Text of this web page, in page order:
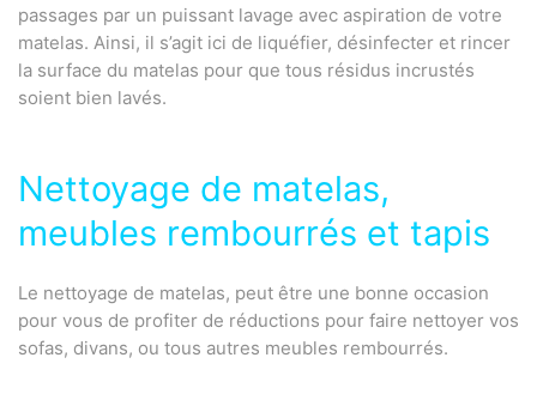
passages par un puissant lavage avec aspiration de votre
matelas. Ainsi, il s’agit ici de liquéfier, désinfecter et rincer
la surface du matelas pour que tous résidus incrustés
soient bien lavés.
Nettoyage de matelas,
meubles rembourrés et tapis
Le nettoyage de matelas, peut être une bonne occasion
pour vous de profiter de réductions pour faire nettoyer vos
sofas, divans, ou tous autres meubles rembourrés.